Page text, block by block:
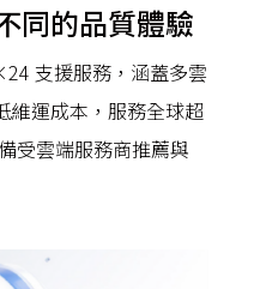
同的品質體驗
支援服務，涵蓋多雲
維運成本，服務全球超
受雲端服務商推薦與